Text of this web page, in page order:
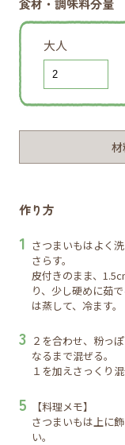
食材・調味料分量
大人
作り方
さつまいもはよく
さらす。
皮付きのまま、
り、少し硬めに茹
は蒸して、冷ます。
２を合わせ、粉っ
なるまで混ぜる。
１を加えさっくり混
【料理メモ】
さつまいもは上に
い。